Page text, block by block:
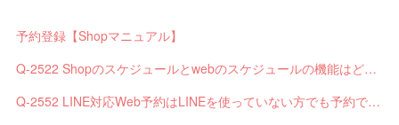
予約登録【Shopマニュアル】
Q-2522 Shopのスケジュールとwebのスケジュールの機能はどう違いますか？
Q-2552 LINE対応Web予約はLINEを使っていない方でも予約できますか？